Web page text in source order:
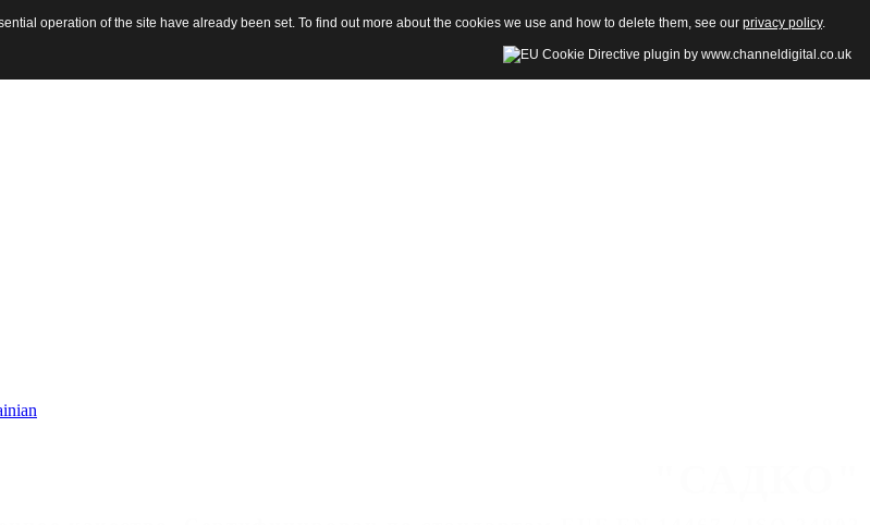
operation of the site have already been set. To find out more about the cookies we use and how to delete them, see our privacy policy.